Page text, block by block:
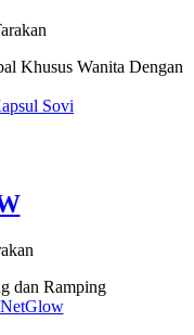
Khusus Wanita Dengan
Sovi
dan Ramping
NetGlow